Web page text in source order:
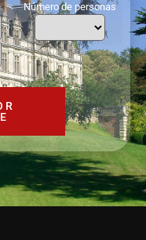
Número de personas